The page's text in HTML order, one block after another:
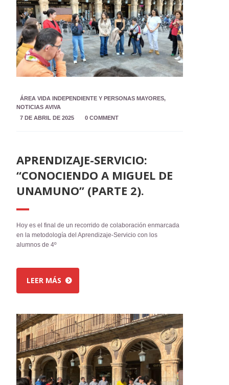
ÁREA VIDA INDEPENDIENTE Y PERSONAS MAYORES,
NOTICIAS AVIVA
7 DE ABRIL DE 2025
0 COMMENT
APRENDIZAJE-SERVICIO:
“CONOCIENDO A MIGUEL DE
UNAMUNO” (PARTE 2).
Hoy es el final de un recorrido de colaboración enmarcada
en la metodología del Aprendizaje-Servicio con los
alumnos de 4º
LEER MÁS